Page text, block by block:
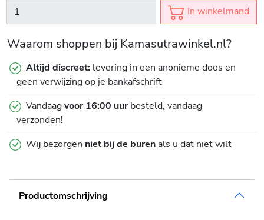
In winkelmand
Waarom shoppen bij Kamasutrawinkel.nl?
Altijd discreet: levering in een anonieme doos en
geen verwijzing op je bankafschrift
Vandaagvoor 16:00 uurbesteld, vandaag
verzonden!
Wij bezorgen niet bij de burenals u dat niet wilt
Productomschrijving